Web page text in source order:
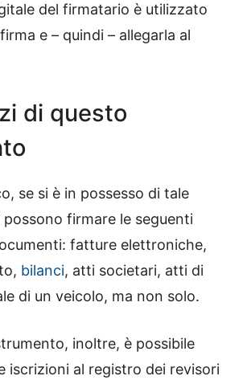
del firmatario è utilizzato
e – quindi – allegarla al
di questo
se si è in possesso di tale
firmare le seguenti
fatture elettroniche,
bilanci, atti societari, atti di
di un veicolo, ma non solo.
inoltre, è possibile
iscrizioni al registro dei revisori